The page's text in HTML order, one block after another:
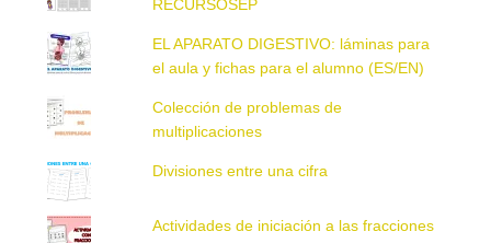
RECURSOSEP
EL APARATO DIGESTIVO: láminas para
el aula y fichas para el alumno (ES/EN)
Colección de problemas de
multiplicaciones
Divisiones entre una cifra
Actividades de iniciación a las fracciones